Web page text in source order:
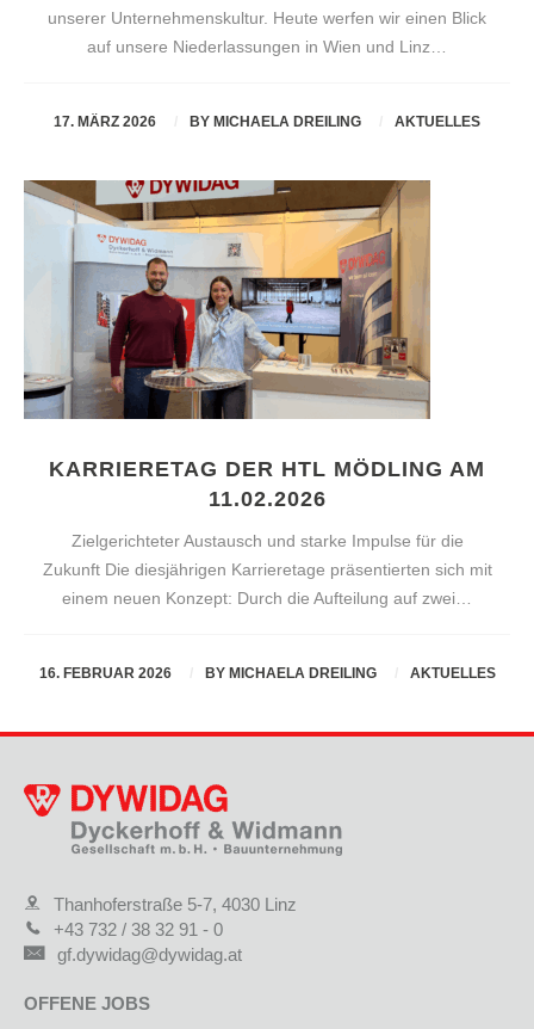
unserer Unternehmenskultur. Heute werfen wir einen Blick
auf unsere Niederlassungen in Wien und Linz…
17. MÄRZ 2026 BY MICHAELA DREILING AKTUELLES
KARRIERETAG DER HTL MÖDLING AM
11.02.2026
Zielgerichteter Austausch und starke Impulse für die
Zukunft Die diesjährigen Karrieretage präsentierten sich mit
einem neuen Konzept: Durch die Aufteilung auf zwei…
16. FEBRUAR 2026 BYMICHAELA DREILING AKTUELLES
Thanhoferstraße 5-7, 4030 Linz
+43 732 / 38 32 91 - 0
gf.dywidag@dywidag.at
OFFENE JOBS